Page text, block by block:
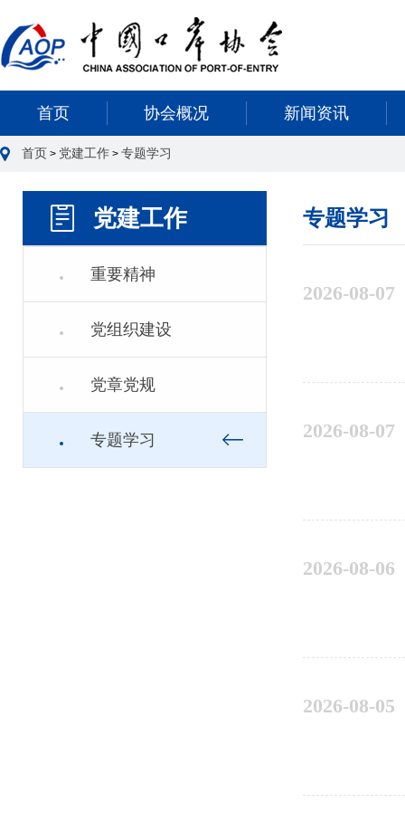
首页 协会概况 新闻资讯
首页 > 党建工作 > 专题学习
党建工作
重要精神
党组织建设
党章党规
专题学习
专题学习
2026-08-07
2026-08-07
2026-08-06
2026-08-05